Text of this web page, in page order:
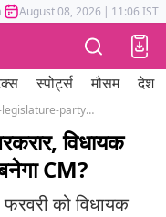
Mumbai Tak Astrotak
August 08, 2026 | 11:06 IST
स्पोर्ट्स मौसम देश
delhi-chief-minister-bjp-legislature-party-meeting Who will be new Delhi CM
विधायक
CM?
को विधायक